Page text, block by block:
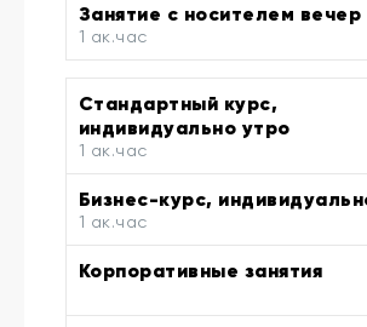
Занятие с носителем вечер
1 ак.час
Стандартный курс,
индивидуально утро
1 ак.час
Бизнес-курс,
1 ак.час
Корпоративные занятия